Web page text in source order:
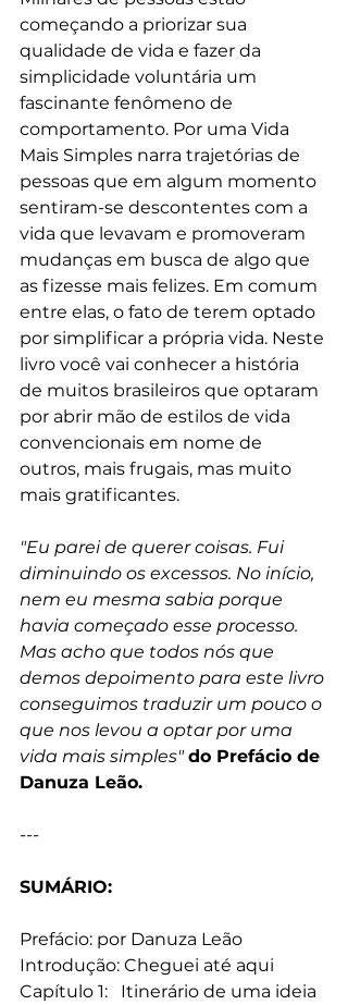
começando a priorizar sua
qualidade de vida e fazer da
simplicidade voluntária um
fascinante fenômeno de
comportamento. Por uma Vida
Mais Simples narra trajetórias de
pessoas que em algum momento
sentiram-se descontentes com a
vida que levavam e promoveram
mudanças em busca de algo que
as fizesse mais felizes. Em comum
entre elas, o fato de terem optado
por simplificar a própria vida. Neste
livro você vai conhecer a história
de muitos brasileiros que optaram
por abrir mão de estilos de vida
convencionais em nome de
outros, mais frugais, mas muito
mais gratificantes.
"Eu parei de querer coisas. Fui
diminuindo os excessos. No início,
nem eu mesma sabia porque
havia começado esse processo.
Mas acho que todos nós que
demos depoimento para este livro
conseguimos traduzir um pouco o
que nos levou a optar por uma
vida mais simples" do Prefácio de
Danuza Leão.
---
SUMÁRIO:
Prefácio: por Danuza Leão
Introdução: Cheguei até aqui
Capítulo 1:   Itinerário de uma ideia